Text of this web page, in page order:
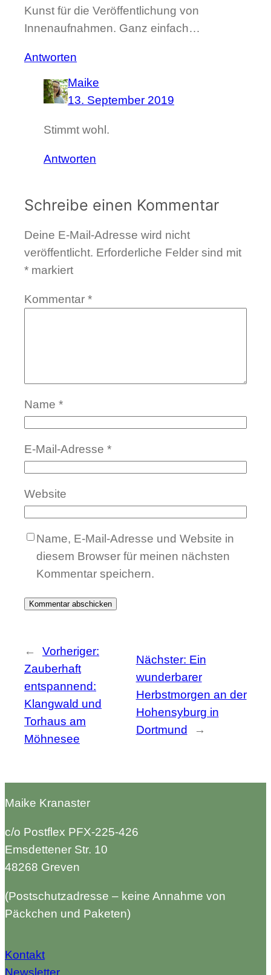
Kunst für die Veröffentlichung von
Innenaufnahmen. Ganz einfach…
Antworten
Maike
13. September 2019
Stimmt wohl.
Antworten
Schreibe einen Kommentar
Deine E-Mail-Adresse wird nicht
veröffentlicht. Erforderliche Felder sind mit
* markiert
Kommentar *
Name *
E-Mail-Adresse *
Website
Name, E-Mail-Adresse und Website in
diesem Browser für meinen nächsten
Kommentar speichern.
←
Vorheriger:
Zauberhaft
entspannend:
Klangwald und
Torhaus am
Möhnesee
Nächster: Ein
wunderbarer
Herbstmorgen an der
Hohensyburg in
Dortmund
→
Maike Kranaster
c/o Postflex PFX-225-426
Emsdettener Str. 10
48268 Greven
(Postschutzadresse – keine Annahme von
Päckchen und Paketen)
Kontakt
Newsletter